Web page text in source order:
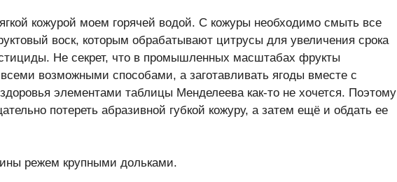
кожурой моем горячей водой. С кожуры необходимо смыть все
воск, которым обрабатывают цитрусы для увеличения срока
Не секрет, что в промышленных масштабах фрукты
возможными способами, а заготавливать ягоды вместе с
элементами таблицы Менделеева как-то не хочется. Поэтому
потереть абразивной губкой кожуру, а затем ещё и обдать ее
режем крупными дольками.